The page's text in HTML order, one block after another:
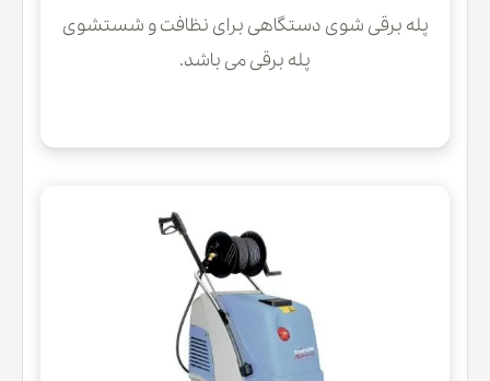
پله برقی شوی دستگاهی برای نظافت و شستشوی
پله برقی می باشد.